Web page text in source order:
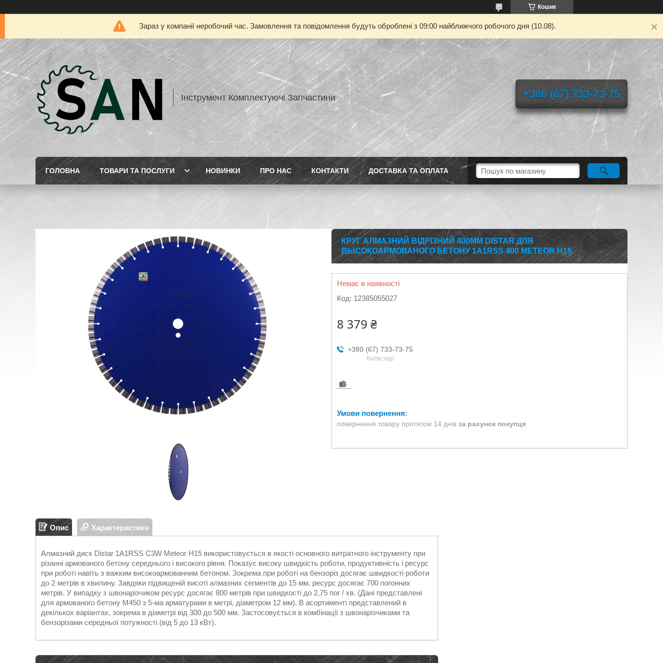
Кошик
Зараз у компанії неробочий час. Замовлення та повідомлення будуть оброблені з 09:00 найближчого робочого дня (10.08).
Інструмент Комплектуючі Запчастини +380 (67) 733-73-75
ГОЛОВНА ТОВАРИ ТА ПОСЛУГИ НОВИНКИ ПРО НАС КОНТАКТИ ДОСТАВКА ТА ОПЛАТА
КРУГ АЛМАЗНИЙ ВІДРІЗНИЙ 400ММ DISTAR ДЛЯ
ВЫСОКОАРМОВАНОГО БЕТОНУ 1A1RSS 400 METEOR H15
Немає в наявності
Код: 12385055027
8 379 ₴
+380 (67) 733-73-75
Київстар
повернення товару протягом 14 днів за рахунок покупця
Опис Характеристики
Алмазний диск Distar 1A1RSS C3W Meteor H15 використовується в якості основного витратного інструменту при
різанні армованого бетону середнього і високого рівня. Показує високу швидкість роботи, продуктивність і ресурс
при роботі навіть з важким високоармованним бетоном. Зокрема при роботі на бензоріз досягає швидкості роботи
до 2 метрів в хвилину. Завдяки підвищеній висоті алмазних сегментів до 15 мм, ресурс досягає 700 погонних
метрів. У випадку з швонарізчиком ресурс досягає 800 метрів при швидкості до 2,75 пог / хв. (Дані представлені
для армованого бетону М450 з 5-ма арматурами в метрі, діаметром 12 мм). В асортименті представлений в
декількох варіантах, зокрема в діаметрі від 300 до 500 мм. Застосовується в комбінації з швонарізчиками та
бензорізами середньої потужності (від 5 до 13 кВт).